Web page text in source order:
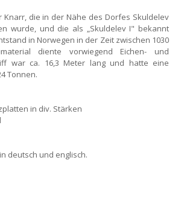
Knarr, die in der Nähe des Dorfes Skuldelev
wurde, und die als „Skuldelev I" bekannt
in Norwegen in der Zeit zwischen 1030
diente vorwiegend Eichen- und
war ca. 16,3 Meter lang und hatte eine
Tonnen.
in div. Stärken
deutsch und englisch.